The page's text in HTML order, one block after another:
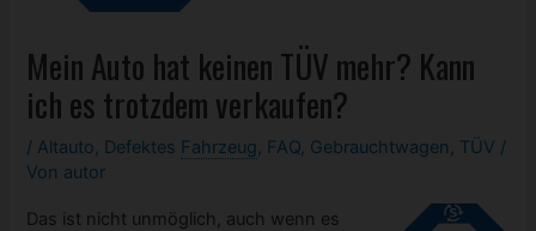
Mein Auto hat keinen TÜV mehr? Kann
ich es trotzdem verkaufen?
/ Altauto, Defektes Fahrzeug, FAQ, Gebrauchtwagen , TÜV /
Von autor
Das ist nicht unmöglich, auch wenn es